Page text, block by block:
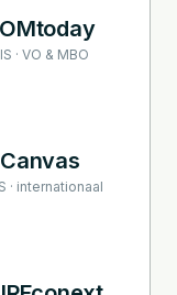
· VO & MBO
Canvas
· internationaal